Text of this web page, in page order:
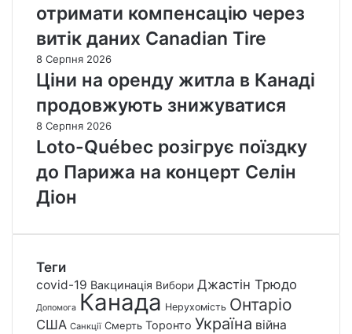
отримати компенсацію через
витік даних Canadian Tire
8 Серпня 2026
Ціни на оренду житла в Канаді
продовжують знижуватися
8 Серпня 2026
Loto-Québec розігрує поїздку
до Парижа на концерт Селін
Діон
Теги
covid-19 Вакцинація Вибори Джастін Трюдо
Допомога Канада Нерухомість Онтаріо
США Санкції Смерть Торонто Україна війна